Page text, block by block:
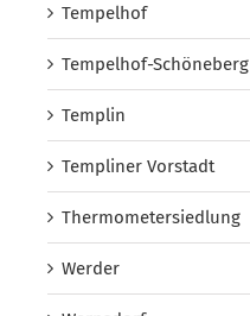
Tempelhof
Tempelhof-Schöneberg
Templin
Templiner Vorstadt
Thermometersiedlung
Werder